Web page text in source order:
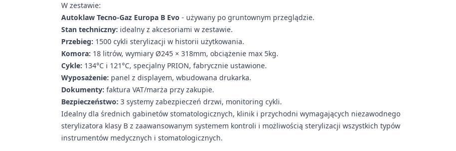
W zestawie:
Autoklaw Tecno-Gaz Europa B Evo - używany po gruntownym przeglądzie.
Stan techniczny: idealny z akcesoriami w zestawie.
Przebieg: 1500 cykli sterylizacji w historii użytkowania.
Komora: 18 litrów, wymiary Ø245 × 318mm, obciążenie max 5kg.
Cykle: 134°C i 121°C, specjalny PRION, fabrycznie ustawione.
Wyposażenie: panel z displayem, wbudowana drukarka.
Dokumenty: faktura VAT/marża przy zakupie.
Bezpieczeństwo: 3 systemy zabezpieczeń drzwi, monitoring cykli.
Idealny dla średnich gabinetów stomatologicznych, klinik i przychodni wymagających niezawodnego
sterylizatora klasy B z zaawansowanym systemem kontroli i możliwością sterylizacji wszystkich typów
instrumentów medycznych i stomatologicznych.